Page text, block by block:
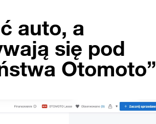
auto, a
się pod
Otomoto”